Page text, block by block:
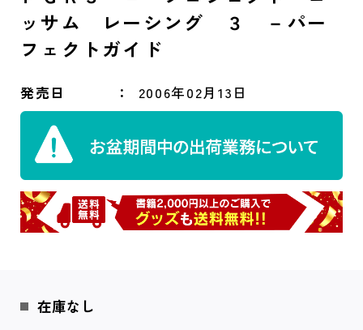
ッサム レーシング ３ －パー
フェクトガイド
発売日 2006年02月13日
在庫なし